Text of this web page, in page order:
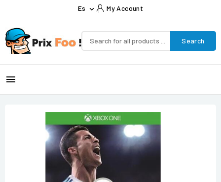
Es  My Account
Search
